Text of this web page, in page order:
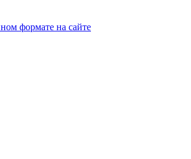
формате на сайте